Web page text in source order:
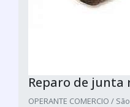
Reparo de junta
OPERANTE COMERCIO /